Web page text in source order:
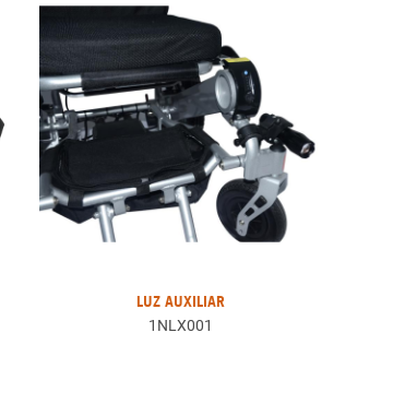
LUZ AUXILIAR
1NLX001